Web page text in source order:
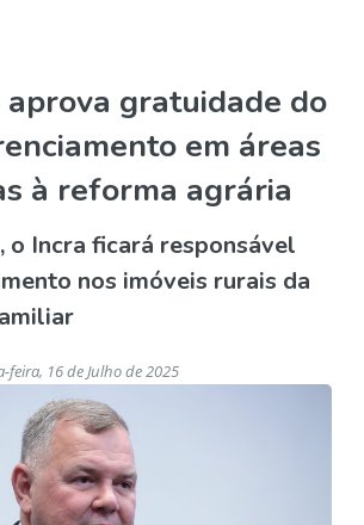
aprova gratuidade do
em áreas
à reforma agrária
o Incra ficará responsável
nos imóveis rurais da
16 de Julho de 2025